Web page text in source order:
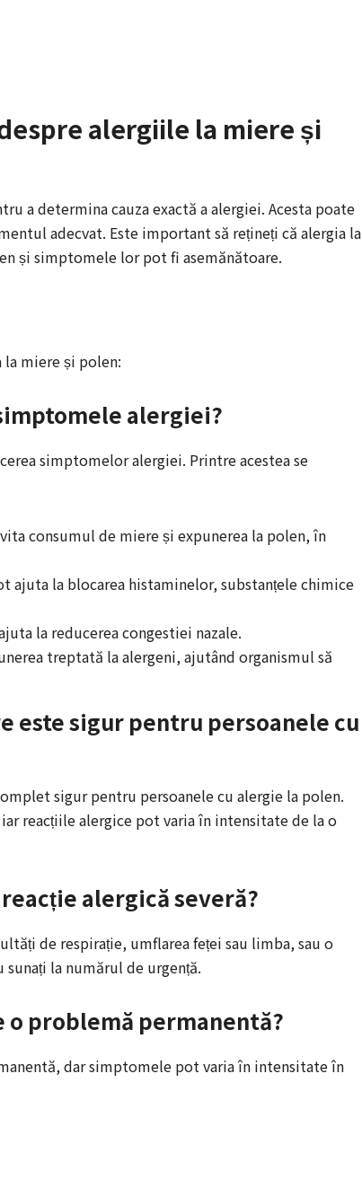
alergiile la miere și
a determina cauza exactă a alergiei. Acesta poate
adecvat. Este important să rețineți că alergia la
și simptomele lor pot fi asemănătoare.
miere și polen:
alergiei?
simptomelor alergiei. Printre acestea se
consumul de miere și expunerea la polen, în
ajuta la blocarea histaminelor, substanțele chimice
la reducerea congestiei nazale.
treptată la alergeni, ajutând organismul să
este sigur pentru persoanele cu
sigur pentru persoanele cu alergie la polen.
reacțiile alergice pot varia în intensitate de la o
alergică severă?
de respirație, umflarea feței sau limba, sau o
la numărul de urgență.
o problemă permanentă?
dar simptomele pot varia în intensitate în